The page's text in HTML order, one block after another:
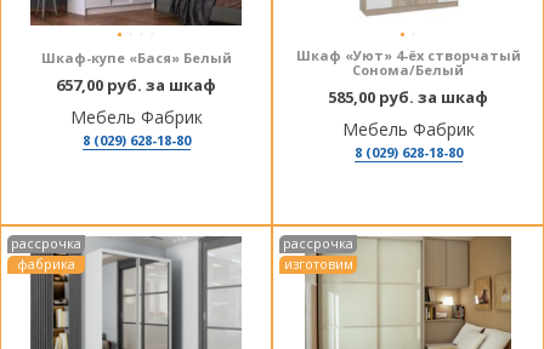
Шкаф-купе «Бася» Белый
657,00 руб. за шкаф
Мебель Фабрик
8 (029) 628-18-80
Шкаф «Уют» 4-ёх створчатый
Сонома/Белый
585,00 руб. за шкаф
Мебель Фабрик
8 (029) 628-18-80
рассрочка
фабрика
рассрочка
изготовим